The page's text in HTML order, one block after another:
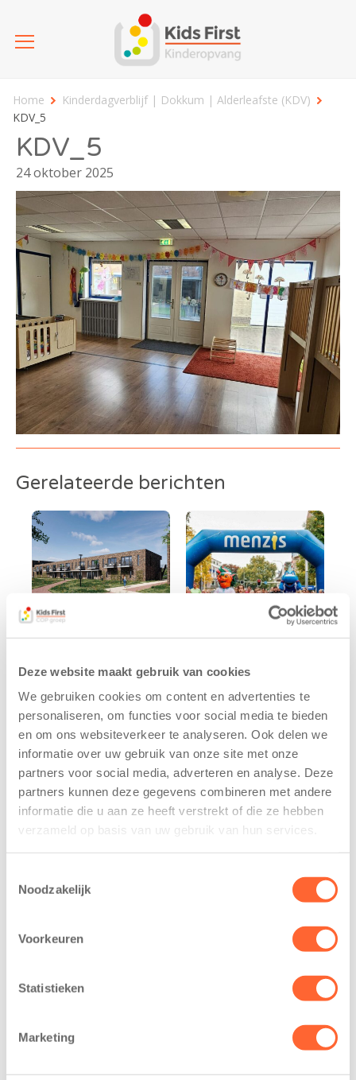
Deze website maakt gebruik van cookies
We gebruiken cookies om content en advertenties te
personaliseren, om functies voor social media te bieden
en om ons websiteverkeer te analyseren. Ook delen we
informatie over uw gebruik van onze site met onze
partners voor social media, adverteren en analyse. Deze
partners kunnen deze gegevens combineren met andere
informatie die u aan ze heeft verstrekt of die ze hebben
verzameld op basis van uw gebruik van hun services.
Noodzakelijk
Voorkeuren
Statistieken
Marketing
Home
Kinderdagverblijf | Dokkum | Alderleafste (KDV)
KDV_5
KDV_5
24 oktober 2025
Gerelateerde berichten
Kids First
tekent
koopcontract
voor nieuw
kindcentrum in
wijk Wiarda in
Leeuwarden
11 juni 2026
Leeuwarden –
Kids First
heeft een
realisatie van een
kindcentrum in
Leeuwarden Zuid.
Na…
Kids First
nieuwe
naamsponsor
van de Mini 4
Mijl tijdens de
Menzis 4 Mijl
van Groningen
13 mei 2026
De jongste
deelnemers van